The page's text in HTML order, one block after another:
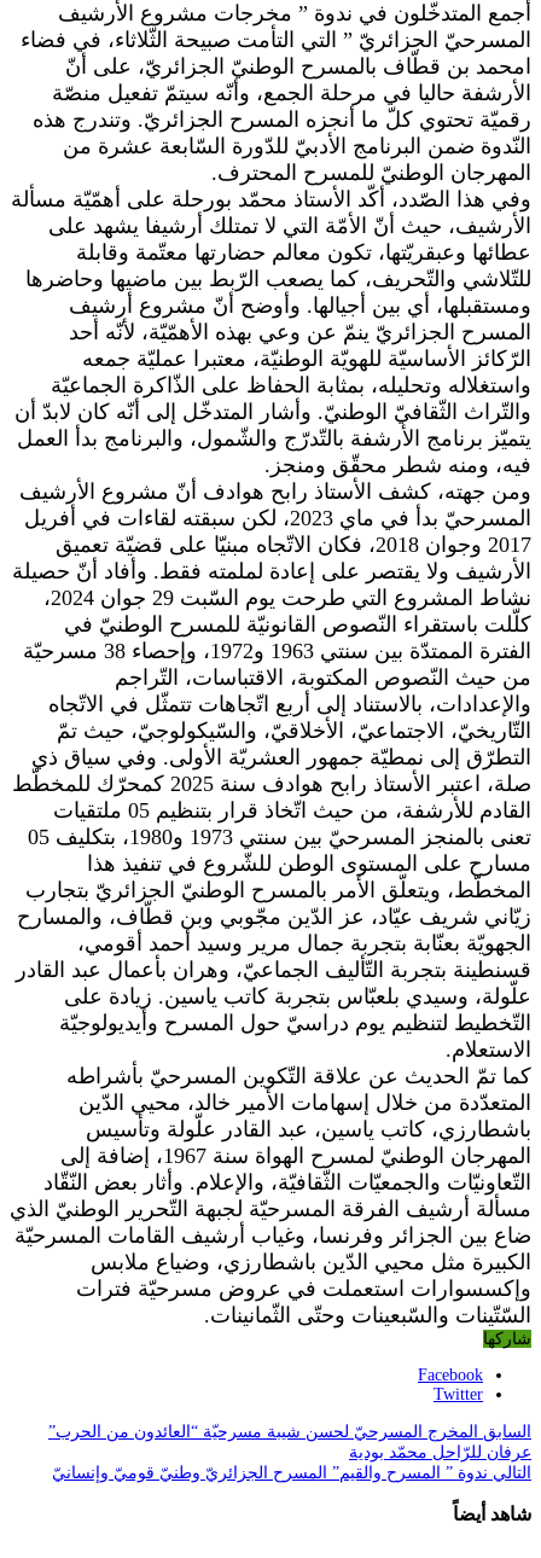
أجمع المتدخّلون في ندوة ” مخرجات مشروع الأرشيف
المسرحيّ الجزائريّ ” التي التأمت صبيحة الثّلاثاء، في فضاء
امحمد بن قطّاف بالمسرح الوطنيّ الجزائريّ، على أنّ
الأرشفة حاليا في مرحلة الجمع، وأنّه سيتمّ تفعيل منصّة
رقميّة تحتوي كلّ ما أنجزه المسرح الجزائريّ. وتندرج هذه
النّدوة ضمن البرنامج الأدبيّ للدّورة السّابعة عشرة من
المهرجان الوطنيّ للمسرح المحترف.
وفي هذا الصّدد، أكّد الأستاذ محمّد بورحلة على أهمّيّة مسألة
الأرشيف، حيث أنّ الأمّة التي لا تمتلك أرشيفا يشهد على
عطائها وعبقريّتها، تكون معالم حضارتها معتّمة وقابلة
للتّلاشي والتّحريف، كما يصعب الرّبط بين ماضيها وحاضرها
ومستقبلها، أي بين أجيالها. وأوضح أنّ مشروع أرشيف
المسرح الجزائريّ ينمّ عن وعي بهذه الأهمّيّة، لأنّه أحد
الرّكائز الأساسيّة للهويّة الوطنيّة، معتبرا عمليّة جمعه
واستغلاله وتحليله، بمثابة الحفاظ على الذّاكرة الجماعيّة
والتّراث الثّقافيّ الوطنيّ. وأشار المتدخّل إلى أنّه كان لابدّ أن
يتميّز برنامج الأرشفة بالتّدرّج والشّمول، والبرنامج بدأ العمل
فيه، ومنه شطر محقّق ومنجز.
ومن جهته، كشف الأستاذ رابح هوادف أنّ مشروع الأرشيف
المسرحيّ بدأ في ماي 2023، لكن سبقته لقاءات في أفريل
2017 وجوان 2018، فكان الاتّجاه مبنيّا على قضيّة تعميق
الأرشيف ولا يقتصر على إعادة لملمته فقط. وأفاد أنّ حصيلة
نشاط المشروع التي طرحت يوم السّبت 29 جوان 2024،
كلّلت باستقراء النّصوص القانونيّة للمسرح الوطنيّ في
الفترة الممتدّة بين سنتي 1963 و1972، وإحصاء 38 مسرحيّة
من حيث النّصوص المكتوبة، الاقتباسات، التّراجم
والإعدادات، بالاستناد إلى أربع اتّجاهات تتمثّل في الاتّجاه
التّاريخيّ، الاجتماعيّ، الأخلاقيّ، والسّيكولوجيّ، حيث تمّ
التطرّق إلى نمطيّة جمهور العشريّة الأولى. وفي سياق ذي
صلة، اعتبر الأستاذ رابح هوادف سنة 2025 كمحرّك للمخطّط
القادم للأرشفة، من حيث اتّخاذ قرار بتنظيم 05 ملتقيات
تعنى بالمنجز المسرحيّ بين سنتي 1973 و1980، بتكليف 05
مسارح على المستوى الوطن للشّروع في تنفيذ هذا
المخطّط، ويتعلّق الأمر بالمسرح الوطنيّ الجزائريّ بتجارب
زيّاني شريف عيّاد، عز الدّين مجّوبي وبن قطّاف، والمسارح
الجهويّة بعنّابة بتجربة جمال مرير وسيد أحمد أقومي،
قسنطينة بتجربة التّأليف الجماعيّ، وهران بأعمال عبد القادر
علّولة، وسيدي بلعبّاس بتجربة كاتب ياسين. زيادة على
التّخطيط لتنظيم يوم دراسيّ حول المسرح وأيديولوجيّة
الاستعلام.
كما تمّ الحديث عن علاقة التّكوين المسرحيّ بأشراطه
المتعدّدة من خلال إسهامات الأمير خالد، محيي الدّين
باشطارزي، كاتب ياسين، عبد القادر علّولة وتأسيس
المهرجان الوطنيّ لمسرح الهواة سنة 1967، إضافة إلى
التّعاونيّات والجمعيّات الثّقافيّة، والإعلام. وأثار بعض النّقّاد
مسألة أرشيف الفرقة المسرحيّة لجبهة التّحرير الوطنيّ الذي
ضاع بين الجزائر وفرنسا، وغياب أرشيف القامات المسرحيّة
الكبيرة مثل محيي الدّين باشطارزي، وضياع ملابس
وإكسسوارات استعملت في عروض مسرحيّة فترات
السّتّينات والسّبعينات وحتّى الثّمانينات.
شاركها
Facebook
Twitter
السابق المخرج المسرحيّ لحسن شيبة مسرحيّة “العائدون من الحرب”
عرفان للرّاحل محمّد بودية
التالي ندوة ” المسرح والقيم” المسرح الجزائريّ وطنيّ قوميّ وإنسانيّ
شاهد أيضاً